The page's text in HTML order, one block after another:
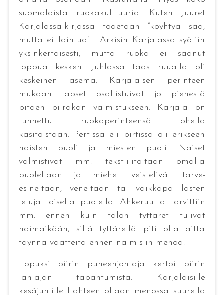
suomalaista ruokakulttuuria. Kuten Juuret
Karjalassa-kirjassa todetaan ”köyhtyä saa,
mutta ei laihtua”. Arkisin Karjalassa syötiin
yksinkertaisesti, mutta ruoka ei saanut
loppua kesken. Juhlassa taas ruualla oli
keskeinen asema. Karjalaisen perinteen
mukaan lapset osallistuivat jo pienestä
pitäen piirakan valmistukseen. Karjala on
tunnettu ruokaperinteensä ohella
käsitöistään. Pertissä eli pirtissä oli erikseen
naisten puoli ja miesten puoli. Naiset
valmistivat mm. tekstiilitöitään omalla
puolellaan ja miehet veistelivät tarve-
esineitään, veneitään tai vaikkapa lasten
leluja toisella puolella. Ahkeruutta tarvittiin
mm. ennen kuin talon tyttäret tulivat
naimaikään, sillä tyttärellä piti olla aitta
täynnä vaatteita ennen naimisiin menoa.
Lopuksi piirin puheenjohtaja kertoi piirin
lähiajan tapahtumista. Karjalaisille
kesäjuhlille Lahteen ollaan menossa suurella